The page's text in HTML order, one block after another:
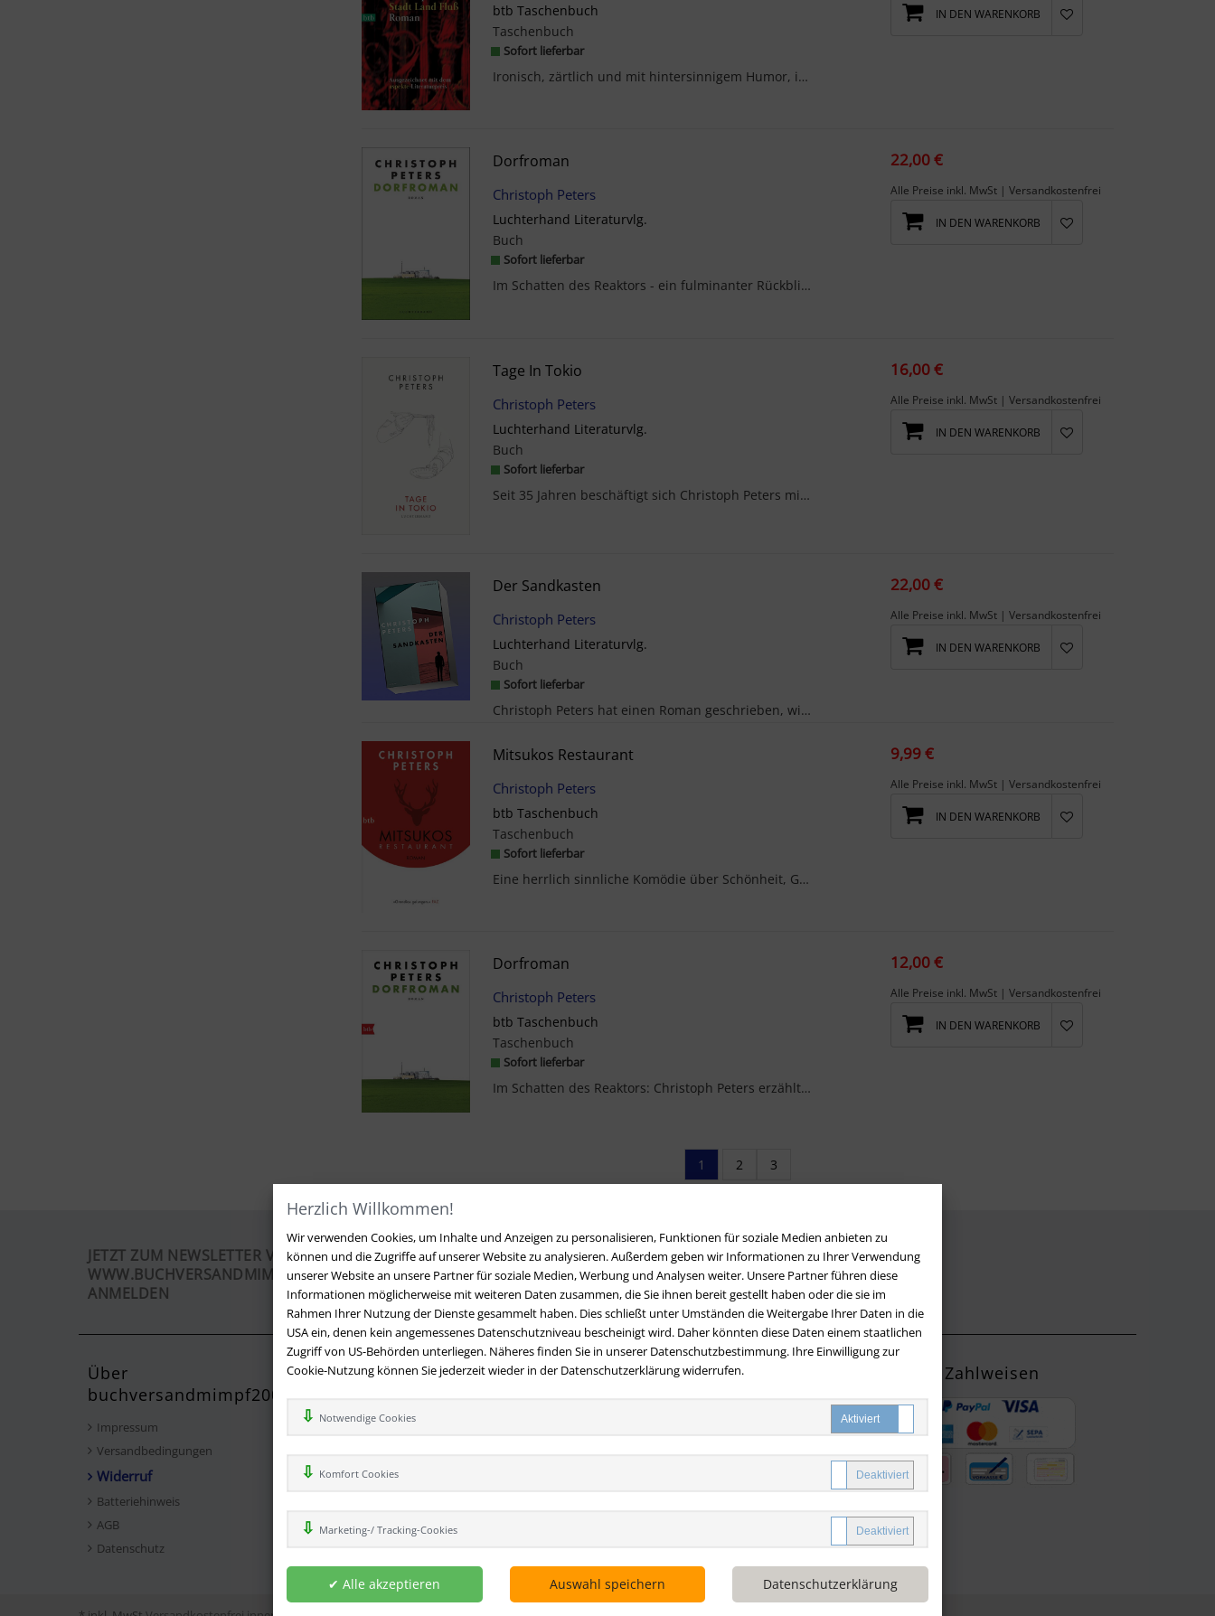
Herzlich Willkommen!
Wir verwenden Cookies, um Inhalte und Anzeigen zu personalisieren, Funktionen für soziale Medien anbieten zu
können und die Zugriffe auf unserer Website zu analysieren. Außerdem geben wir Informationen zu Ihrer Verwendung
unserer Website an unsere Partner für soziale Medien, Werbung und Analysen weiter. Unsere Partner führen diese
Informationen möglicherweise mit weiteren Daten zusammen, die Sie ihnen bereit gestellt haben oder die sie im
Rahmen Ihrer Nutzung der Dienste gesammelt haben. Dies schließt unter Umständen die Weitergabe Ihrer Daten in die
USA ein, denen kein angemessenes Datenschutzniveau bescheinigt wird. Daher könnten diese Daten einem staatlichen
Zugriff von US-Behörden unterliegen. Näheres finden Sie in unserer Datenschutzbestimmung. Ihre Einwilligung zur
Cookie-Nutzung können Sie jederzeit wieder in der Datenschutzerklärung widerrufen.
Notwendige Cookies
Komfort Cookies
Marketing-/ Tracking-Cookies
btb Taschenbuch
Taschenbuch
Sofort lieferbar
Ironisch, zärtlich und mit hintersinnigem Humor, in einer präzisen, zuweilen harten, immer poetis...
IN DEN WARENKORB
Dorfroman
Christoph Peters
Luchterhand Literaturvlg.
Buch
Sofort lieferbar
Im Schatten des Reaktors - ein fulminanter Rückblick auf die idyllische Weltfremdheit der 70er Ja...
22,00 €
Alle Preise inkl. MwSt | Versandkostenfrei
IN DEN WARENKORB
Tage In Tokio
Christoph Peters
Luchterhand Literaturvlg.
Buch
Sofort lieferbar
Seit 35 Jahren beschäftigt sich Christoph Peters mit Japan. Er hat Romane über Japan geschrieben,...
16,00 €
Alle Preise inkl. MwSt | Versandkostenfrei
IN DEN WARENKORB
Der Sandkasten
Christoph Peters
Luchterhand Literaturvlg.
Buch
Sofort lieferbar
Christoph Peters hat einen Roman geschrieben, wie es ihn seit Wolfgang Koeppens 'Das Treibhaus' n...
22,00 €
Alle Preise inkl. MwSt | Versandkostenfrei
IN DEN WARENKORB
Mitsukos Restaurant
Christoph Peters
btb Taschenbuch
Taschenbuch
Sofort lieferbar
Eine herrlich sinnliche Komödie über Schönheit, Genuss und LiebeSolange sie sich erinne...
9,99 €
Alle Preise inkl. MwSt | Versandkostenfrei
IN DEN WARENKORB
Dorfroman
Christoph Peters
btb Taschenbuch
Taschenbuch
Sofort lieferbar
Im Schatten des Reaktors: Christoph Peters erzählt vom turbulenten Aufbruch in jene Bundesrepubli...
12,00 €
Alle Preise inkl. MwSt | Versandkostenfrei
IN DEN WARENKORB
1 2 3
JETZT ZUM NEWSLETTER VON
WWW.BUCHVERSANDMIMPF2000.DE
ANMELDEN
LOS
Über
buchversandmimpf2000.de
Impressum
Versandbedingungen
Widerruf
Batteriehinweis
AGB
Datenschutz
Kontakt
auf häufig gestellte Fragen.
Telefon: +49 (0)9209 20 23 188
Ihre Vorteile bei uns
Viele Zahlungsmethoden wie PayPal oder
Zahlweisen